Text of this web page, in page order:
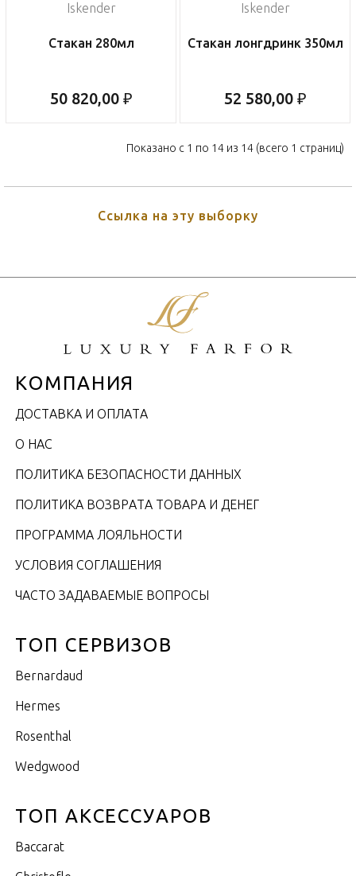
Iskender
Стакан 280мл
50 820,00 ₽
Iskender
Стакан лонгдринк 350мл
52 580,00 ₽
Показано с 1 по 14 из 14 (всего 1 страниц)
Ссылка на эту выборку
КОМПАНИЯ
ДОСТАВКА И ОПЛАТА
О НАС
ПОЛИТИКА БЕЗОПАСНОСТИ ДАННЫХ
ПОЛИТИКА ВОЗВРАТА ТОВАРА И ДЕНЕГ
ПРОГРАММА ЛОЯЛЬНОСТИ
УСЛОВИЯ СОГЛАШЕНИЯ
ЧАСТО ЗАДАВАЕМЫЕ ВОПРОСЫ
ТОП СЕРВИЗОВ
Bernardaud
Hermes
Rosenthal
Wedgwood
ТОП АКСЕССУАРОВ
Baccarat